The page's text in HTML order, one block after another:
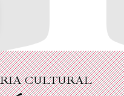
CULTURAL